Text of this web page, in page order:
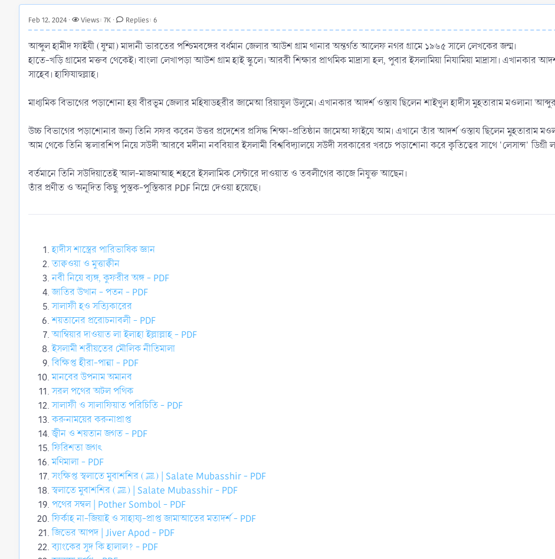
r
t
e
r
Feb 12, 2024 Views: 7K Replies: 6
আব্দুল হামীদ ফাইযী (ষুম্মা) মাদানী ভারতের পশ্চিমবঙ্গের বর্ধমান জেলার আউশ গ্রাম থানার অন্তর্গত আলেফ নগর গ্রামে ১৯৬৫ সালে লেখকের জন্ম।
হাতে-খড়ি গ্রামের মক্তব থেকেই। বাংলা লেখাপড়া আউশ গ্রাম হাই স্কুলে। আরবী শিক্ষার প্রাথমিক মাদ্রাসা হল, পুবার ইসলামিয়া নিযামিয়া মাদ্রাসা।
সাহেব। হাফিযাহুল্লাহ।
মাধ্যমিক বিভাগের পড়াশোনা হয় বীরভূম জেলার মহিষাডহরীর জামেআ রিয়াযুল উলুমে। এখানকার আদর্শ ওস্তায ছিলেন শাইখুল হাদীস মুহতারাম মওলানা আব্দুর
উচ্চ বিভাগের পড়াশোনার জন্য তিনি সফর করেন উত্তর প্রদেশের প্রসিদ্ধ শিক্ষা-প্রতিষ্ঠান জামেআ ফাইযে আম। এখানে তাঁর আদর্শ ওস্তায ছিলেন মুহতারাম
আম থেকে তিনি স্কলারশিপ নিয়ে সউদী আরবে মদীনা নববিয়ার ইসলামী বিশ্ববিদ্যালয়ে সউদী সরকারের খরচে পড়াশোনা করে কৃতিত্বের সাথে 'লেসান্স' ডিগ্রী
বর্তমানে তিনি সউদিয়াতেই আল-মাজমাআহ শহরে ইসলামিক সেন্টারে দাওয়াত ও তবলীগের কাজে নিযুক্ত আছেন।
তাঁর প্রণীত ও অনূদিত কিছু পুস্তক-পুস্তিকার PDF নিম্নে দেওয়া হয়েছে।
হাদীস শাস্ত্রের পারিভাষিক জ্ঞান
তাক্বওয়া ও মুত্তাক্বীন
নবী নিয়ে ব্যঙ্গ, কুফরীর অঙ্গ - PDF
জাতির উত্থান - পতন - PDF
সালাফী হও সত্যিকারের
শয়তানের প্ররোচনাবলী - PDF
আম্বিয়ার দাওয়াত লা ইলাহা ইল্লাল্লাহ - PDF
ইসলামী শরীয়তের মৌলিক নীতিমালা
বিক্ষিপ্ত হীরা-পান্না - PDF
মানবের উপনাম অমানব
সরল পথের অটল পথিক
সালাফী ও সালাফিয়াত পরিচিতি - PDF
করুনাময়ের করুনাপ্রাপ্ত
জ্বীন ও শয়তান জগত - PDF
ফিরিশতা জগৎ
মণিমালা - PDF
সংক্ষিপ্ত স্বলাতে মুবাশশির (ﷺ) | Salate Mubasshir - PDF
স্বলাতে মুবাশশির (ﷺ) | Salate Mubasshir - PDF
পথের সম্বল | Pother Sombol - PDF
ফির্কাহ না-জিয়াই ও সাহায্য-প্রাপ্ত জামাআতের মতাদর্শ - PDF
জিভের আপদ | Jiver Apod - PDF
ব্যাংকের সুদ কি হালাল? - PDF